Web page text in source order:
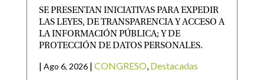
SE PRESENTAN INICIATIVAS PARA EXPEDIR
LAS LEYES, DE TRANSPARENCIA Y ACCESO A
LA INFORMACIÓN PÚBLICA; Y DE
PROTECCIÓN DE DATOS PERSONALES.
| Ago 6, 2026 | CONGRESO, Destacadas